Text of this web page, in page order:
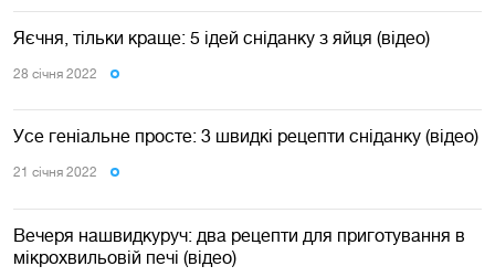
Яєчня, тільки краще: 5 ідей сніданку з яйця (відео)
28 сiчня 2022
Усе геніальне просте: 3 швидкі рецепти сніданку (відео)
21 сiчня 2022
Вечеря нашвидкуруч: два рецепти для приготування в
мікрохвильовій печі (відео)